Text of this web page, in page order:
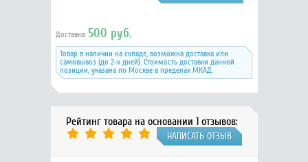
Доставка: 500 руб.
Товар в наличии на складе, возможна доставка или
самовывоз (до 2-х дней). Стоимость доставки данной
позиции, указана по Москве в пределах МКАД.
Рейтинг товара на основании 1 отзывов:
НАПИСАТЬ ОТЗЫВ